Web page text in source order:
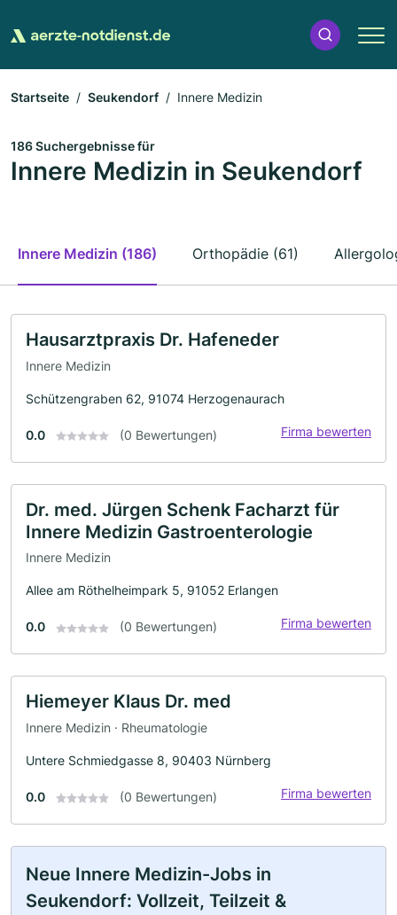
Startseite Seukendorf Innere Medizin
186 Suchergebnisse für
Innere Medizin in Seukendorf
Innere Medizin (186) Orthopädie (61)
Hausarztpraxis Dr. Hafeneder
Innere Medizin
Schützengraben 62, 91074 Herzogenaurach
0.0 (0 Bewertungen) Firma bewerten
Dr. med. Jürgen Schenk Facharzt für
Innere Medizin Gastroenterologie
Innere Medizin
Allee am Röthelheimpark 5, 91052 Erlangen
0.0 (0 Bewertungen) Firma bewerten
Hiemeyer Klaus Dr. med
Innere Medizin · Rheumatologie
Untere Schmiedgasse 8, 90403 Nürnberg
0.0 (0 Bewertungen) Firma bewerten
Neue Innere Medizin-Jobs in
Seukendorf: Vollzeit, Teilzeit &